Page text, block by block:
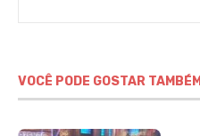
VOCÊ PODE GOSTAR TAMBÉM